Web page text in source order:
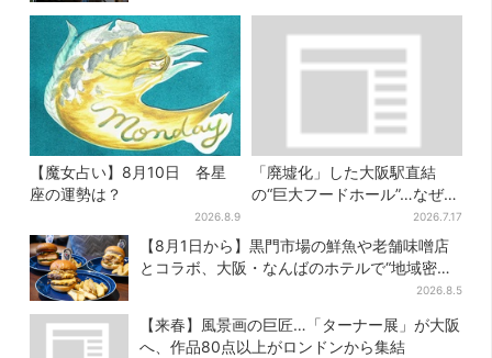
【魔女占い】8月10日 各星
座の運勢は？
2026.8.9
「廃墟化」した大阪駅直結
の“巨大フードホール”…なぜ？
実は、梅田ランチ＆カフェの
穴場だった
2026.7.17
【8月1日から】黒門市場の鮮魚や老舗味噌店
とコラボ、大阪・なんばのホテルで“地域密
2026.8.5
【来春】風景画の巨匠…「ターナー展」が大阪
へ、作品80点以上がロンドンから集結